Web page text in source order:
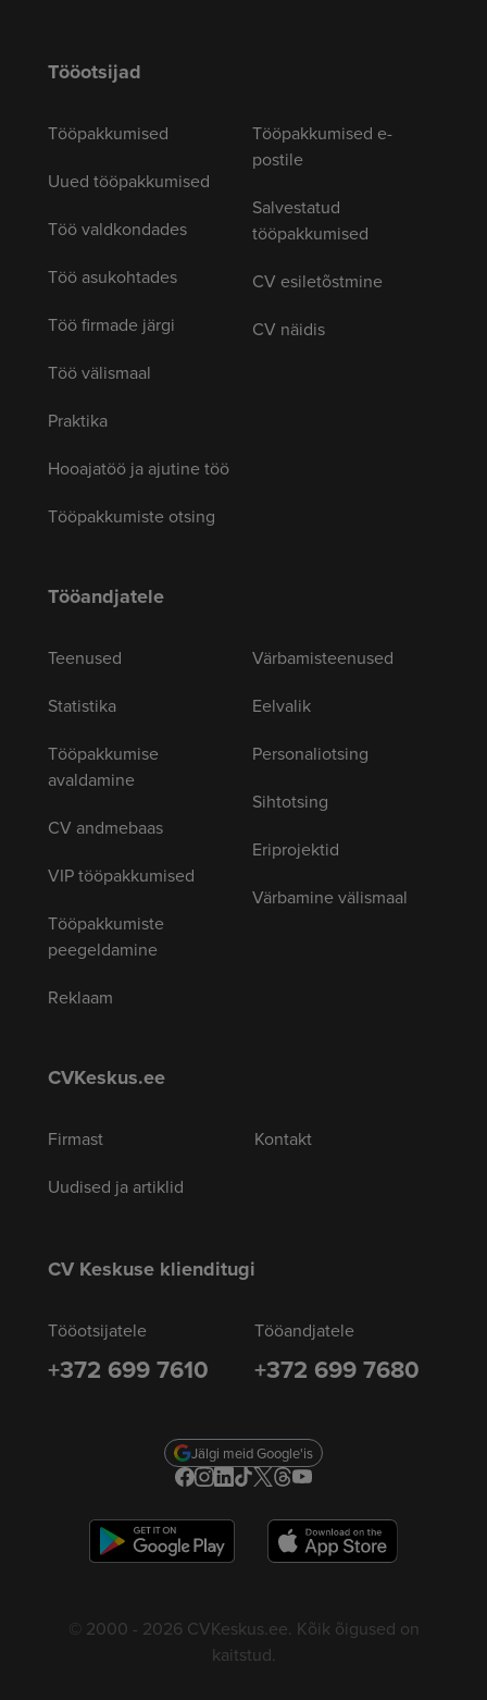
Tööotsijad
Tööpakkumised
Uued tööpakkumised
Töö valdkondades
Töö asukohtades
Töö firmade järgi
Töö välismaal
Praktika
Hooajatöö ja ajutine töö
Tööpakkumiste otsing
Tööpakkumised e-
postile
Salvestatud
tööpakkumised
CV esiletõstmine
CV näidis
Tööandjatele
Teenused
Statistika
Tööpakkumise
avaldamine
CV andmebaas
VIP tööpakkumised
Tööpakkumiste
peegeldamine
Reklaam
Värbamisteenused
Eelvalik
Personaliotsing
Sihtotsing
Eriprojektid
Värbamine välismaal
CVKeskus.ee
Firmast
Uudised ja artiklid
Kontakt
CV Keskuse klienditugi
Tööotsijatele
+372 699 7610
Tööandjatele
+372 699 7680
Jälgi meid Google'is
© 2000 - 2026 CVKeskus.ee. Kõik õigused on
kaitstud.